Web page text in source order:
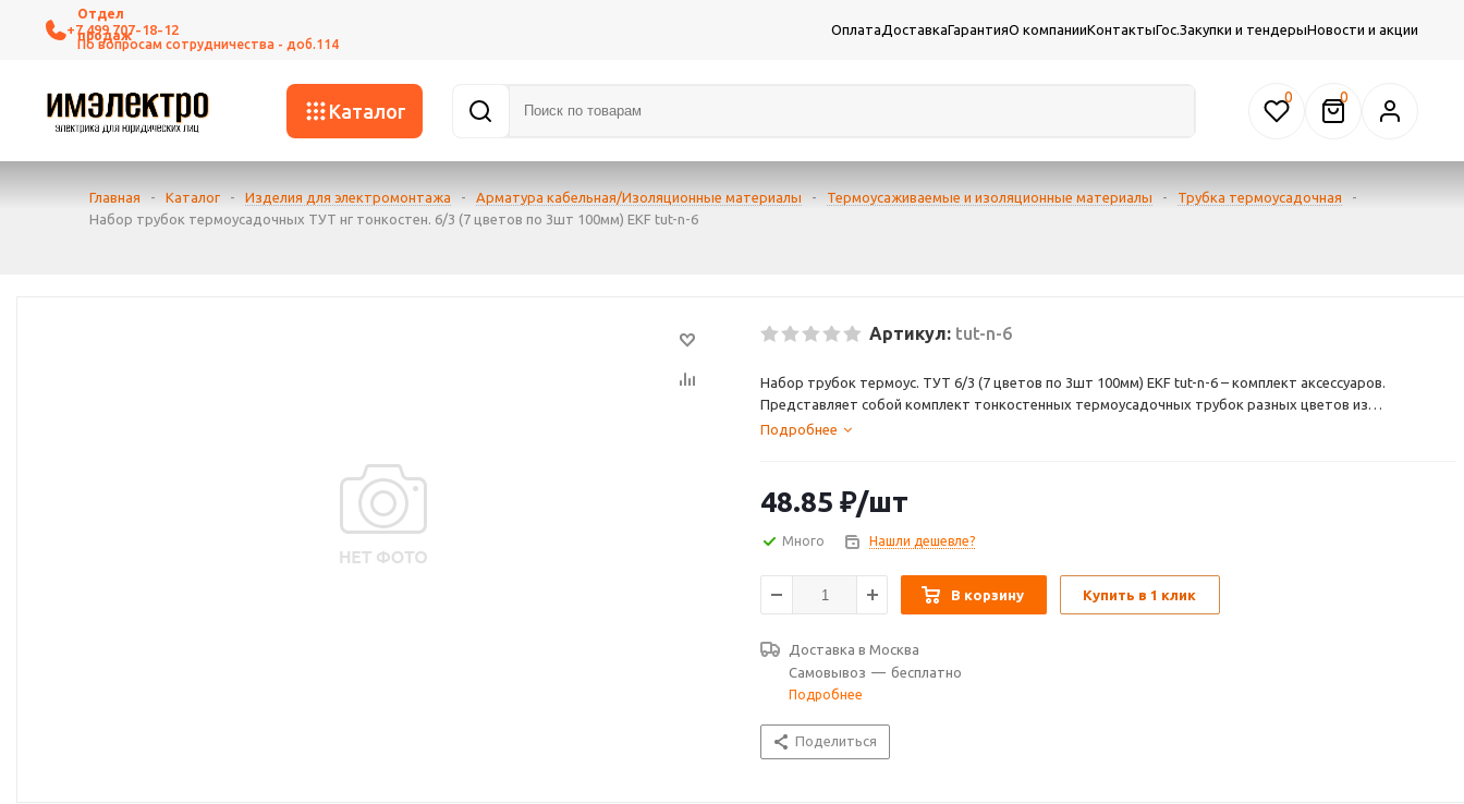
+7 499 707-18-12 ОплатаДоставкаГарантияО компанииКонтактыГос.Закупки и тендерыНовости и акции
Каталог
0
Главная - Каталог - Изделия для электромонтажа - Арматура кабельная/Изоляционные материалы - Термоусаживаемые и изоляционные материалы - Трубка термоусадочная
-
Набор трубок термоусадочных ТУТ нг тонкостен. 6/3 (7 цветов по 3шт 100мм) EKF tut-n-6
Артикул: tut-n-6
Набор трубок термоус. ТУТ 6/3 (7 цветов по 3шт 100мм) EKF tut-n-6 – комплект аксессуаров.
Представляет собой комплект тонкостенных термоусадочных трубок разных цветов из
поливинилхлорида, с коэффициентом усадки 2 : 1 (изменение диаметра 6/3 мм). Температура
Подробнее
48.85 ₽/шт
Много Нашли дешевле?
В корзину Купить в 1 клик
Доставка в Москва
Самовывоз — бесплатно
Подробнее
Поделиться